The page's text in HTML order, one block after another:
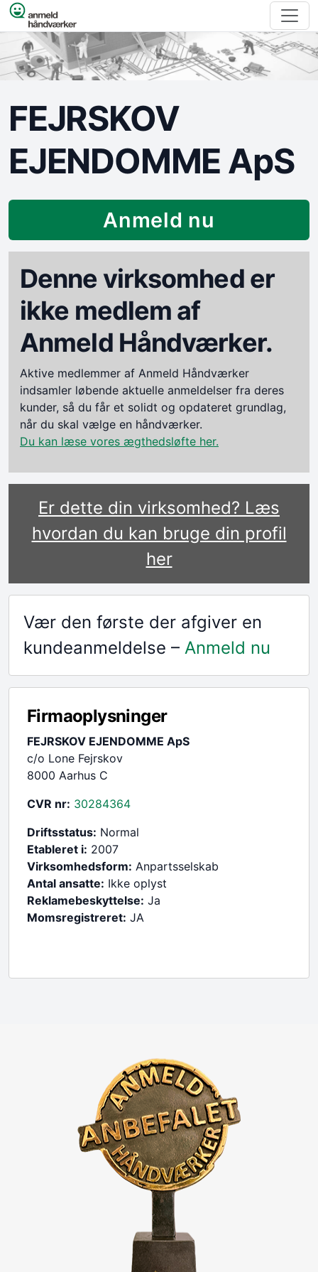
Spring til indhold
FEJRSKOV
EJENDOMME ApS
Anmeld nu
Denne virksomhed er
ikke medlem af
Anmeld Håndværker.
Aktive medlemmer af Anmeld Håndværker
indsamler løbende aktuelle anmeldelser fra deres
kunder, så du får et solidt og opdateret grundlag,
når du skal vælge en håndværker.
Du kan læse vores ægthedsløfte her.
Er dette din virksomhed? Læs
hvordan du kan bruge din profil
her
Vær den første der afgiver en
kundeanmeldelse – Anmeld nu
Firmaoplysninger
FEJRSKOV EJENDOMME ApS
c/o Lone Fejrskov
8000 Aarhus C
CVR nr: 30284364
Driftsstatus: Normal
Etableret i: 2007
Virksomhedsform: Anpartsselskab
Antal ansatte: Ikke oplyst
Reklamebeskyttelse: Ja
Momsregistreret: JA